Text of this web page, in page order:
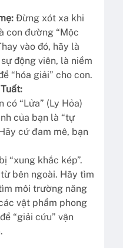
Đừng xót xa khi
con đường “Mộc
vào đó, hãy là
động viên, là niềm
“hóa giải” cho con.
có “Lửa” (Ly Hỏa)
của bạn là “tự
cứ đam mê, bạn
“xung khắc kép”.
từ bên ngoài. Hãy tìm
môi trường năng
vật phẩm phong
“giải cứu” vận